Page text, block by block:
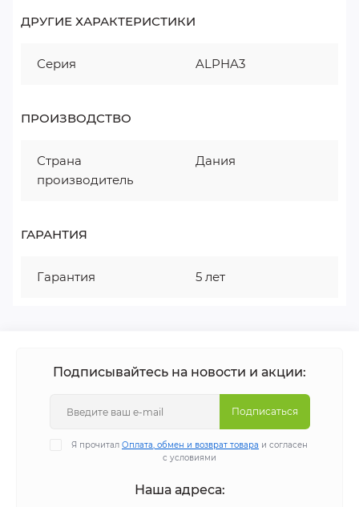
ДРУГИЕ ХАРАКТЕРИСТИКИ
Серия ALPHA3
ПРОИЗВОДСТВО
Страна
производитель
Дания
ГАРАНТИЯ
Гарантия 5 лет
Подписывайтесь на новости и акции:
Подписаться
Я прочитал Оплата, обмен и возврат товара и согласен
с условиями
Наша адреса: